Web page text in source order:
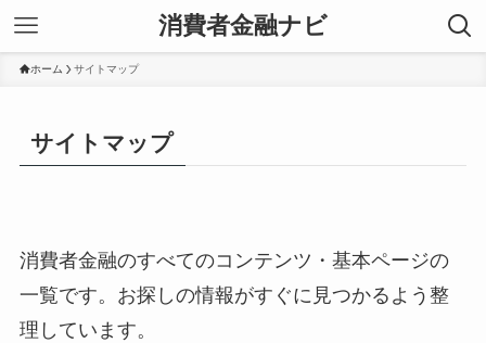
消費者金融ナビ
ホーム サイトマップ
サイトマップ
消費者金融のすべてのコンテンツ・基本ページの
一覧です。お探しの情報がすぐに見つかるよう整
理しています。